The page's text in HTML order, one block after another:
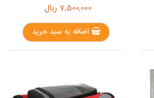
7,500,000 ریال
اضافه به سبد خرید